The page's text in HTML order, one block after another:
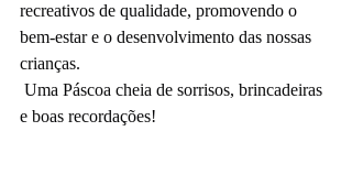
recreativos de qualidade, promovendo o
bem-estar e o desenvolvimento das nossas
crianças.
Uma Páscoa cheia de sorrisos, brincadeiras
e boas recordações!